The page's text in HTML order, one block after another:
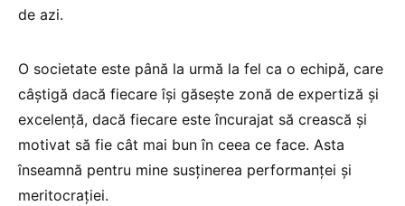
de azi.
O societate este până la urmă la fel ca o echipă, care
câștigă dacă fiecare își găsește zonă de expertiză și
excelență, dacă fiecare este încurajat să crească și
motivat să fie cât mai bun în ceea ce face. Asta
înseamnă pentru mine susținerea performanței și
meritocrației.